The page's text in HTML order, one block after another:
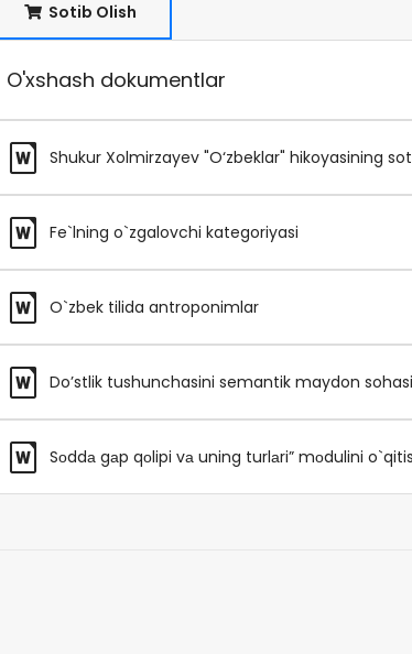
Sotib Olish
O'xshash dokumentlar
Shukur Xolmirzayev "O‘zbeklar" hikoyasining
Fe`lning o`zgalovchi kategoriyasi
O`zbek tilida antroponimlar
Do’stlik tushunchasini semantik maydon
Sоddа gаp qоlipi vа uning turlаri” mоdulini